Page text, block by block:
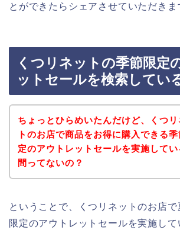
とができたらシェアさせていただきま
くつリネットの季節限定
ットセールを検索してい
ちょっとひらめいたんだけど、くつリ
トのお店で商品をお得に購入できる季
定のアウトレットセールを実施してい
間ってないの？
ということで、くつリネットのお店で
限定のアウトレットセールを実施して